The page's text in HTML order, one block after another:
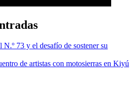
N.º 73 y el desafío de sostener su
de artistas con motosierras en Kiyú